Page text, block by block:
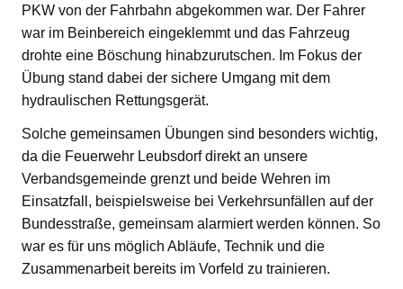
PKW von der Fahrbahn abgekommen war. Der Fahrer
war im Beinbereich eingeklemmt und das Fahrzeug
drohte eine Böschung hinabzurutschen. Im Fokus der
Übung stand dabei der sichere Umgang mit dem
hydraulischen Rettungsgerät.
Solche gemeinsamen Übungen sind besonders wichtig,
da die Feuerwehr Leubsdorf direkt an unsere
Verbandsgemeinde grenzt und beide Wehren im
Einsatzfall, beispielsweise bei Verkehrsunfällen auf der
Bundesstraße, gemeinsam alarmiert werden können. So
war es für uns möglich Abläufe, Technik und die
Zusammenarbeit bereits im Vorfeld zu trainieren.